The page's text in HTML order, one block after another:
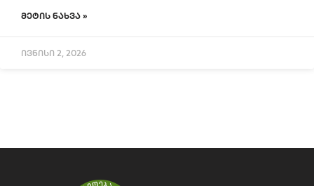
ᲛᲔᲢᲘᲡ ᲜᲐᲮᲕᲐ »
ივნისი 2, 2026